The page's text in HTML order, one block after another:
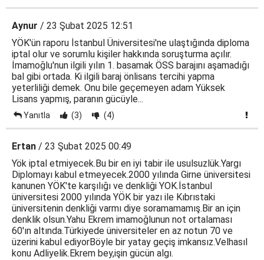
Aynur / 23 Şubat 2025 12:51
YÖK'ün raporu İstanbul Üniversitesi'ne ulaştığında diploma
iptal olur ve sorumlu kişiler hakkında soruşturma açılır.
İmamoğlu'nun ilgili yılın 1. basamak ÖSS barajını aşamadığı
bal gibi ortada. Ki ilgili baraj önlisans tercihi yapma
yeterliliği demek. Onu bile geçemeyen adam Yüksek
Lisans yapmış, paranın gücüyle...
Yanıtla (3) (4)
Ertan / 23 Şubat 2025 00:49
Yök iptal etmiyecek.Bu bir en iyi tabir ile usulsuzlük.Yargı
Diplomayı kabul etmeyecek.2000 yılında Girne üniversitesi
kanunen YÖK'te karşılığı ve denkliği YOK.İstanbul
üniversitesi 2000 yılında YÖK bir yazı ile Kıbrıstaki
üniversitenin denkliği varmı diye soramamamış.Bir an için
denklik olsun.Yahu Ekrem imamoğlunun not ortalaması
60'ın altında.Türkiyede üniversiteler en az notun 70 ve
üzerini kabul ediyorBöyle bir yatay geçiş imkansız.Velhasıl
konu Adliyelik.Ekrem bey,işin gücün algı.